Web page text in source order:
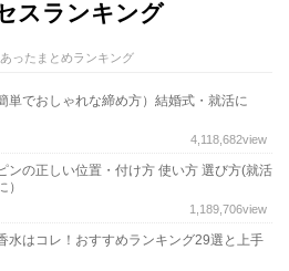
スランキング
あったまとめランキング
単でおしゃれな締め方）結婚式・就活に
4,118,682view
ンの正しい位置・付け方 使い方 選び方(就活
1,189,706view
水はコレ！おすすめランキング29選と上手